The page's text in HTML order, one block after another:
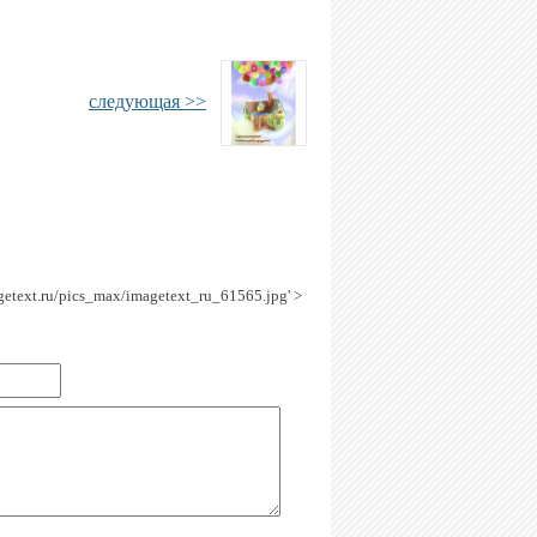
следующая >>
pics_max/imagetext_ru_61565.jpg' >